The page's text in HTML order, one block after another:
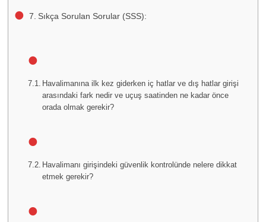
Sıkça Sorulan Sorular (SSS):
Havalimanına ilk kez giderken iç hatlar ve dış hatlar girişi
arasındaki fark nedir ve uçuş saatinden ne kadar önce
orada olmak gerekir?
Havalimanı girişindeki güvenlik kontrolünde nelere dikkat
etmek gerekir?